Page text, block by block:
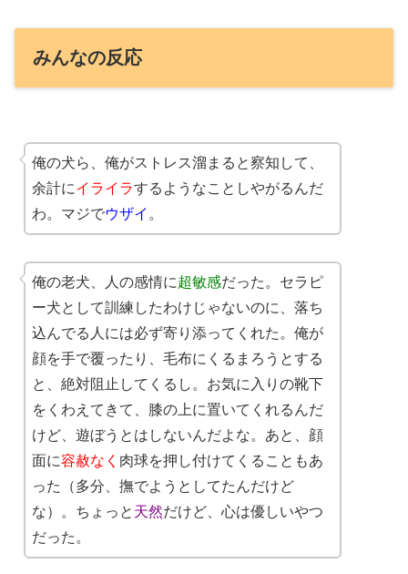
みんなの反応
俺の犬ら、俺がストレス溜まると察知して、
余計にイライラするようなことしやがるんだ
わ。マジでウザイ 。
俺の老犬、人の感情に超敏感だった。セラピ
ー犬として訓練したわけじゃないのに、落ち
込んでる人には必ず寄り添ってくれた。俺が
顔を手で覆ったり、毛布にくるまろうとする
と、絶対阻止してくるし。お気に入りの靴下
をくわえてきて、膝の上に置いてくれるんだ
けど、遊ぼうとはしないんだよな。あと、顔
面に容赦なく 肉球を押し付けてくることもあ
った（多分、撫でようとしてたんだけど
な）。ちょっと 天然だけど、心は優しいやつ
だった。